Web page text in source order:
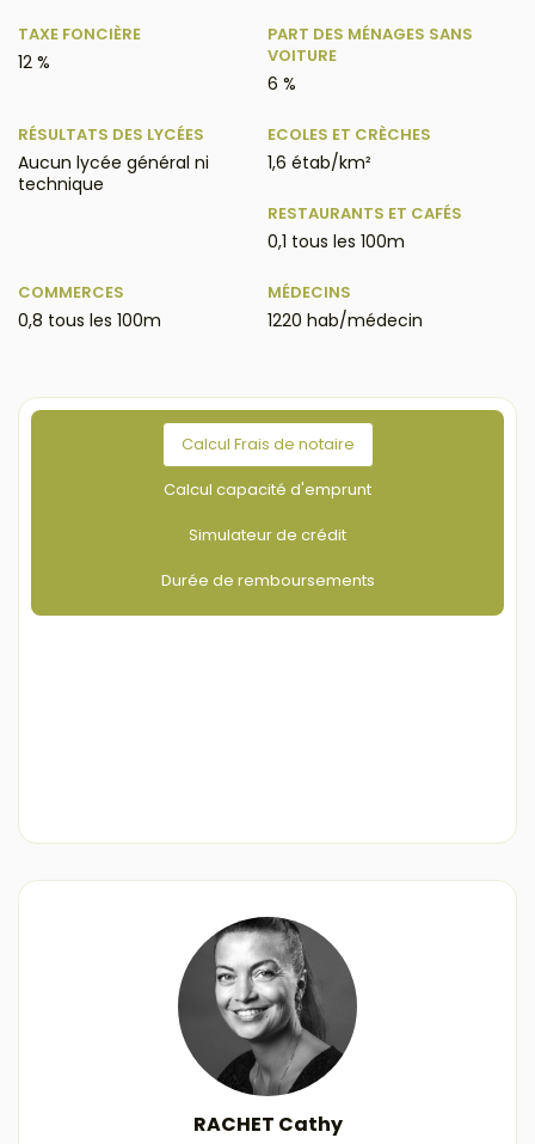
TAXE FONCIÈRE
12 %
PART DES MÉNAGES SANS
VOITURE
6 %
RÉSULTATS DES LYCÉES
Aucun lycée général ni
technique
ECOLES ET CRÈCHES
1,6 étab/km²
RESTAURANTS ET CAFÉS
0,1 tous les 100m
COMMERCES
0,8 tous les 100m
MÉDECINS
1220 hab/médecin
Calcul Frais de notaire
Calcul capacité d'emprunt
Simulateur de crédit
Durée de remboursements
RACHET Cathy